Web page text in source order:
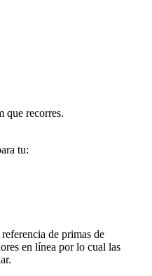
que recorres.
tu:
de primas de
en línea por lo cual las